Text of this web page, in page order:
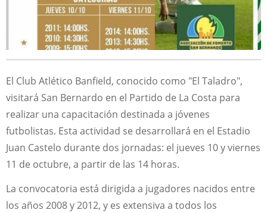
El Club Atlético Banfield, conocido como "El Taladro",
visitará San Bernardo en el Partido de La Costa para
realizar una capacitación destinada a jóvenes
futbolistas. Esta actividad se desarrollará en el Estadio
Juan Castelo durante dos jornadas: el jueves 10 y viernes
11 de octubre, a partir de las 14 horas.
La convocatoria está dirigida a jugadores nacidos entre
los años 2008 y 2012, y es extensiva a todos los